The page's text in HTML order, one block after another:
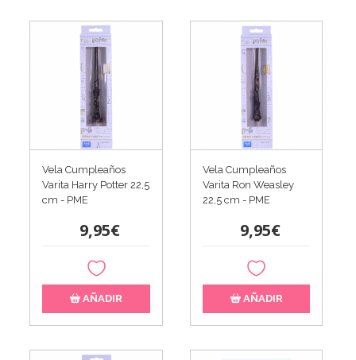
Vela Cumpleaños
Varita Harry Potter 22,5
cm - PME
9,95€
AÑADIR
Vela Cumpleaños
Varita Ron Weasley
22,5 cm - PME
9,95€
AÑADIR